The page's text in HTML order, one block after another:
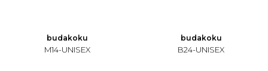
budakoku
M14-UNISEX
budakoku
B24-UNISEX